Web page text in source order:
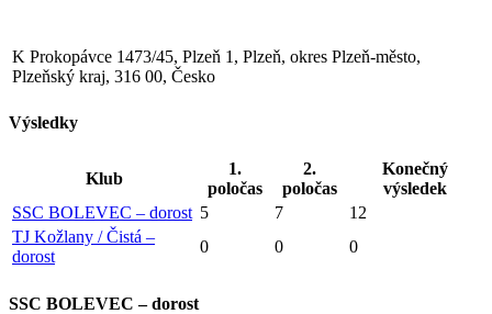
K Prokopávce 1473/45, Plzeň 1, Plzeň, okres Plzeň-město,
Plzeňský kraj, 316 00, Česko
Výsledky
Klub
1.
poločas
2.
poločas
Konečný
výsledek
SSC BOLEVEC – dorost 5 7
12
TJ Kožlany / Čistá –
dorost
0 0 0
SSC BOLEVEC – dorost